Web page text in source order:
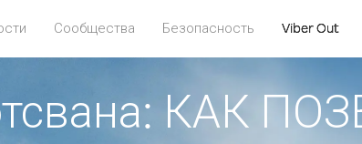
Сообщества Безопасность Viber Out
КАК